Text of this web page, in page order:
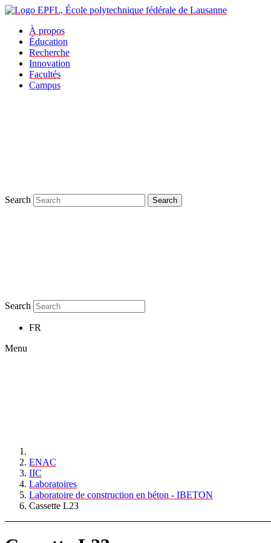
À propos
Éducation
Recherche
Innovation
Facultés
Campus
Search Search
Search
FR
Menu
ENAC
IIC
Laboratoires
Laboratoire de construction en béton - IBETON
Cassette L23